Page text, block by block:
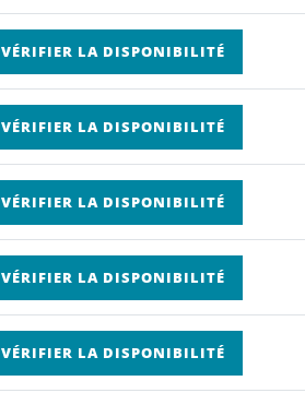
VÉRIFIER LA DISPONIBILITÉ
VÉRIFIER LA DISPONIBILITÉ
VÉRIFIER LA DISPONIBILITÉ
VÉRIFIER LA DISPONIBILITÉ
VÉRIFIER LA DISPONIBILITÉ